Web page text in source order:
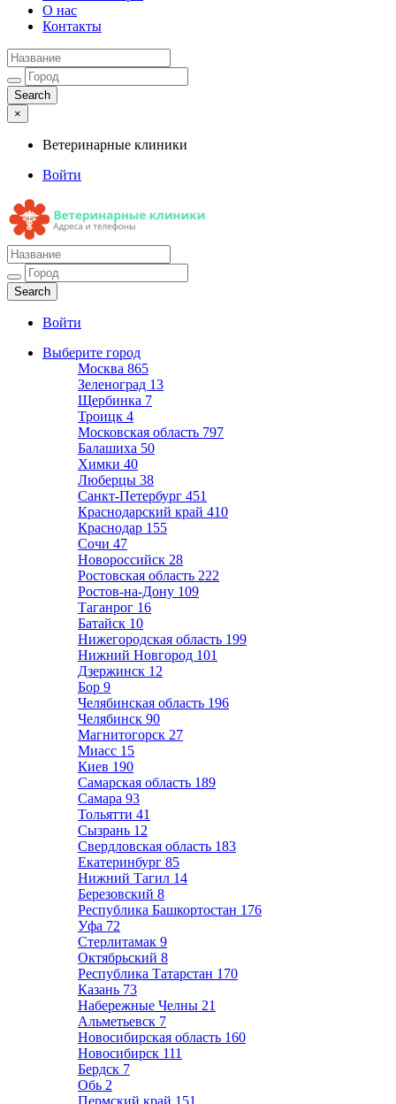
О нас
Контакты
×
Ветеринарные клиники
Войти
Ветеринарные клиники
Адреса и телефоны
Войти
Выберите город
Москва 865
Зеленоград 13
Щербинка 7
Троицк 4
Московская область 797
Балашиха 50
Химки 40
Люберцы 38
Санкт-Петербург 451
Краснодарский край 410
Краснодар 155
Сочи 47
Новороссийск 28
Ростовская область 222
Ростов-на-Дону 109
Таганрог 16
Батайск 10
Нижегородская область 199
Нижний Новгород 101
Дзержинск 12
Бор 9
Челябинская область 196
Челябинск 90
Магнитогорск 27
Миасс 15
Киев 190
Самарская область 189
Самара 93
Тольятти 41
Сызрань 12
Свердловская область 183
Екатеринбург 85
Нижний Тагил 14
Березовский 8
Республика Башкортостан 176
Уфа 72
Стерлитамак 9
Октябрьский 8
Республика Татарстан 170
Казань 73
Набережные Челны 21
Альметьевск 7
Новосибирская область 160
Новосибирск 111
Бердск 7
Обь 2
Пермский край 151